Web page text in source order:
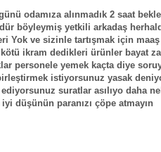
odamıza alınmadık 2 saat
böyleymiş yetkili arkadaş
Yok ve sizinle tartışmak için maaş
ikram dedikleri ürünler bayat
personele yemek kaçta diye
istiyorsunuz yasak
suratlar asılıyo daha
düşünün paranızı çöpe atmayın